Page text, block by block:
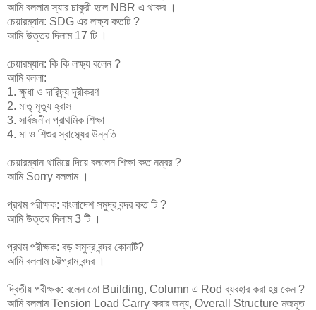
আমি বললাম স্যার চাকুরী হলে NBR এ থাকব ।
চেয়ারম্যান: SDG এর লক্ষ্য কতটি ?
আমি উত্তর দিলাম 17 টি ।
চেয়ারম্যান: কি কি লক্ষ্য বলেন ?
আমি বললা:
1. ক্ষুধা ও দারিদ্র্য দূরীকরণ
2. মাতৃ মৃত্যু হ্রাস
3. সার্বজনীন প্রাথমিক শিক্ষা
4. মা ও শিশুর স্বাস্থ্যের উন্নতি
চেয়ারম্যান থামিয়ে দিয়ে বললেন শিক্ষা কত নম্বর ?
আমি Sorry বললাম ।
প্রথম পরীক্ষক: বাংলাদেশ সমুদ্র বন্দর কত টি ?
আমি উত্তর দিলাম 3 টি ।
প্রথম পরীক্ষক: বড় সমুদ্র বন্দর কোনটি?
আমি বললাম চট্টগ্রাম বন্দর ।
দ্বিতীয় পরীক্ষক: বলেন তো Building, Column এ Rod ব্যবহার করা হয় কেন ?
আমি বললাম Tension Load Carry করার জন্য, Overall Structure মজমুত